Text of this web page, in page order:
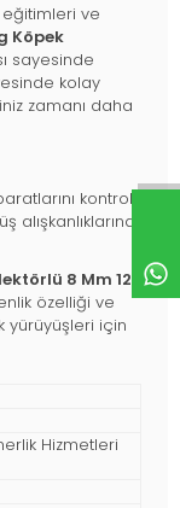
ve
Köpek
sayesinde
kolay
zamanı daha
kontrol
alışkanlıklarına
8 Mm 120
özelliği ve
yürüyüşleri için
Hizmetleri